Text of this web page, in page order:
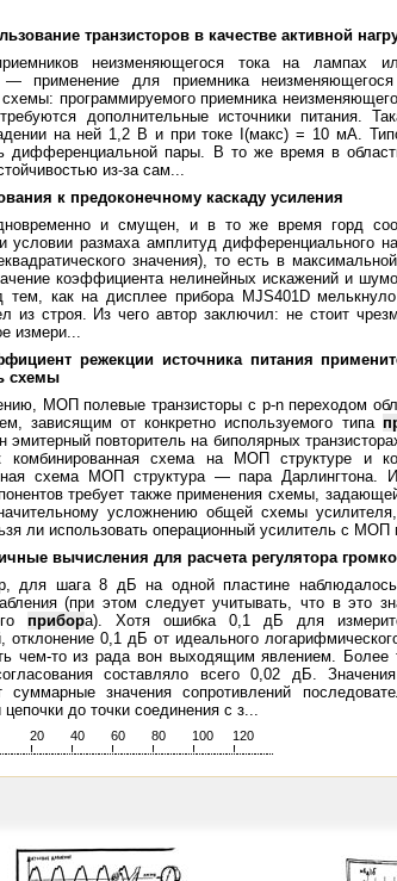
транзисторов в качестве активной
неизменяющегося тока на лампах
— применение для приемника неизменяющегося
схемы: программируемого приемника
дополнительные источники питания.
на ней 1,2 В и при токе I(макс) = 10 мА.
дифференциальной пары. В то же время в
из-за сам...
к предоконечному каскаду усиления
и смущен, и в то же время горд
условии размаха амплитуд дифференциального
значения), то есть в
коэффициента нелинейных искажений и
тем, как на дисплее прибора MJS401D
из строя. Из чего автор заключил: не стоит
измери...
режекции источника питания
схемы
МОП полевые транзисторы с р-n переходом
зависящим от конкретно используемого типа
эмитерный повторитель на биполярных
комбинированная схема на МОП структуре и
схема МОП структура — пара Дарлингтона.
требует также применения схемы,
усложнению общей схемы
ли использовать операционный усилитель с МОП
вычисления для расчета регулятора
для шага 8 дБ на одной пластине
(при этом следует учитывать, что в это
прибора). Хотя ошибка 0,1 дБ для
отклонение 0,1 дБ от идеального
чем-то из рада вон выходящим явлением. Более
составляло всего 0,02 дБ.
суммарные значения сопротивлений
цепочки до точки соединения с з...
20
!.
40
!.
60
!.
80
!.
100
!.
120
!.